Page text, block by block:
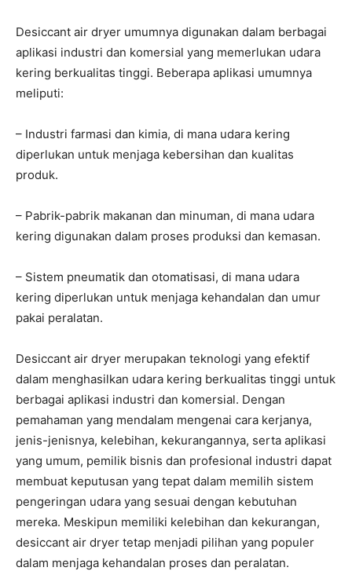
Desiccant air dryer umumnya digunakan dalam berbagai
aplikasi industri dan komersial yang memerlukan udara
kering berkualitas tinggi. Beberapa aplikasi umumnya
meliputi:
– Industri farmasi dan kimia, di mana udara kering
diperlukan untuk menjaga kebersihan dan kualitas
produk.
– Pabrik-pabrik makanan dan minuman, di mana udara
kering digunakan dalam proses produksi dan kemasan.
– Sistem pneumatik dan otomatisasi, di mana udara
kering diperlukan untuk menjaga kehandalan dan umur
pakai peralatan.
Desiccant air dryer merupakan teknologi yang efektif
dalam menghasilkan udara kering berkualitas tinggi untuk
berbagai aplikasi industri dan komersial. Dengan
pemahaman yang mendalam mengenai cara kerjanya,
jenis-jenisnya, kelebihan, kekurangannya, serta aplikasi
yang umum, pemilik bisnis dan profesional industri dapat
membuat keputusan yang tepat dalam memilih sistem
pengeringan udara yang sesuai dengan kebutuhan
mereka. Meskipun memiliki kelebihan dan kekurangan,
desiccant air dryer tetap menjadi pilihan yang populer
dalam menjaga kehandalan proses dan peralatan.